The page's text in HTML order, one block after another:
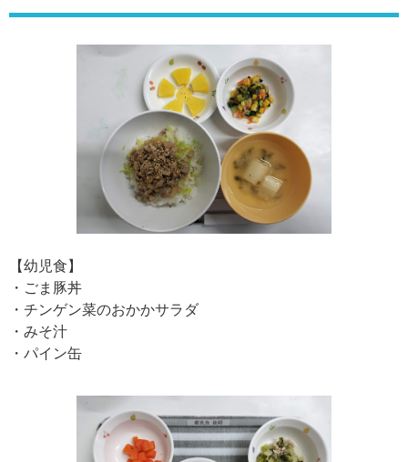
【幼児食】
・ごま豚丼
・チンゲン菜のおかかサラダ
・みそ汁
・パイン缶